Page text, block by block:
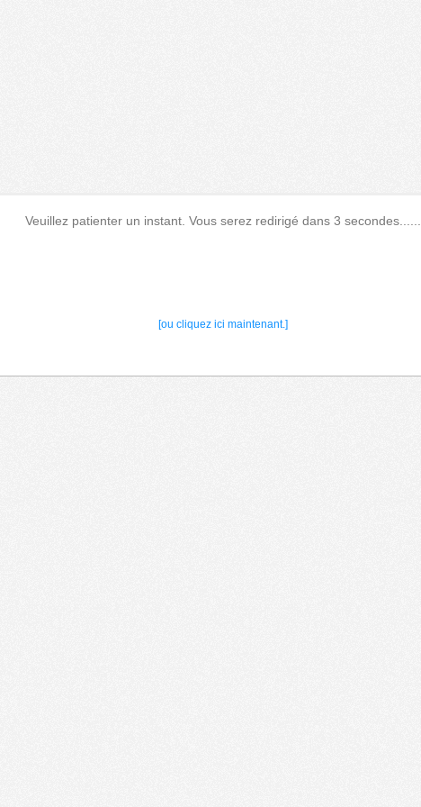
Veuillez patienter un instant. Vous serez redirigé dans 3 secondes......
[ou cliquez ici maintenant.]